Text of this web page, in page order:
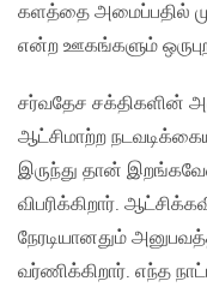
களத்தை அமைப்பதில்
என்ற ஊகங்களும்
சர்வதேச சக்திகளின்
ஆட்சிமாற்ற
இருந்து தான்
விபரிக்கிறார்.
நேரடியானதும்
வர்ணிக்கிறார். எந்த